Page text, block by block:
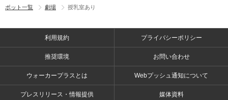
ポット一覧
劇場 授乳室あり
利用規約 プライバシーポリシー
推奨環境 お問い合わせ
ウォーカープラスとは Webプッシュ通知について
プレスリリース・情報提供 媒体資料